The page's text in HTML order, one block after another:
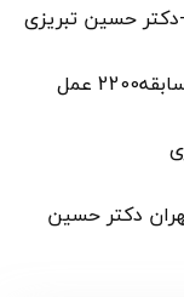
عمل
دکتر حسین